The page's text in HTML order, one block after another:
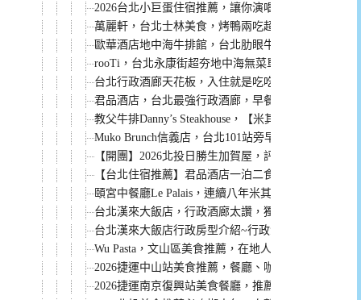
2026台北小巨蛋住宿推薦，讓你演唱會結束輕鬆回飯
萬麗軒，台北士林美食，烤鴨兩吃超推薦！
歐華酒店地中海牛排館，台北肋眼牛排天花板，老饕
rooTi，台北永康街超夯地中海無菜單料理餐廳，健
台北行政酒廊天花板，入住就是吃吃喝喝到退房~ 推
君品酒店，台北最強行政酒廊，早餐無限次吃到12點
教父牛排Danny’s Steakhouse，【米其林一星推薦】
Muko Brunch信義店，台北101站旁早午餐，餐點評價
【開團】2026北投日勝生加賀屋，評價超高，住宿
【台北住宿推薦】君品酒店一泊二食：保證訂位米
頤宮中餐廳Le Palais，連續八年米其林三星餐廳，必
台北漢來大飯店，行政酒廊太讚，獨家優惠專案太狂
台北漢來大飯店行政房型介紹~行政酒廊貴賓軒太讚
Wu Pasta，文山區美食推薦，在地人都愛這一家。被
2026捷運中山站美食推薦，餐廳、咖啡廳、小吃懶人
2026捷運南京復興站美食餐廳，推薦必吃懶人包